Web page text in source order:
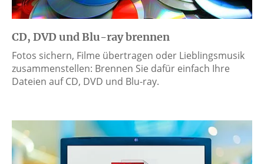
CD, DVD und Blu-ray brennen
Fotos sichern, Filme übertragen oder Lieblingsmusik
zusammenstellen: Brennen Sie dafür einfach Ihre
Dateien auf CD, DVD und Blu-ray.